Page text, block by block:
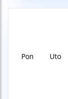
Pon Uto